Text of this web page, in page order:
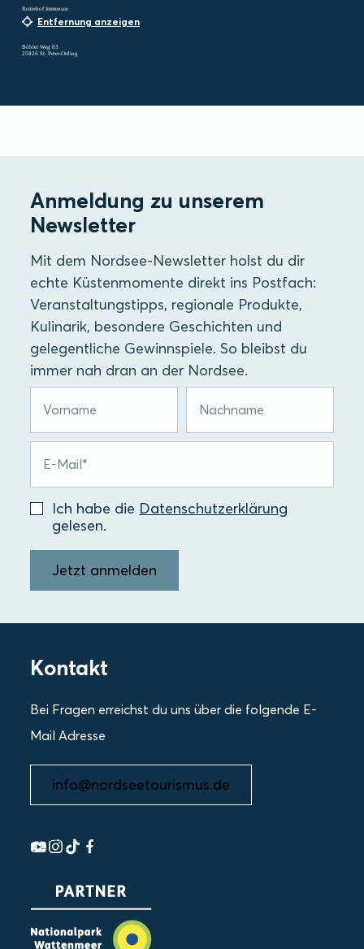
Reiterhof Immensee
Entfernung anzeigen
Böhler Weg 83
25826 St. Peter-Ording
Anmeldung zu unserem
Newsletter
Mit dem Nordsee-Newsletter holst du dir
echte Küstenmomente direkt ins Postfach:
Veranstaltungstipps, regionale Produkte,
Kulinarik, besondere Geschichten und
gelegentliche Gewinnspiele. So bleibst du
immer nah dran an der Nordsee.
Ich habe die Datenschutzerklärung
gelesen.
Jetzt anmelden
Kontakt
Bei Fragen erreichst du uns über die folgende E-
Mail Adresse
info@nordseetourismus.de